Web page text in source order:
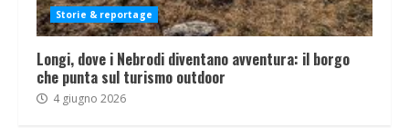
Storie & reportage
Longi, dove i Nebrodi diventano avventura: il borgo
che punta sul turismo outdoor
4 giugno 2026